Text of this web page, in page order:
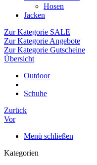
Hosen
Jacken
Zur Kategorie SALE
Zur Kategorie Angebote
Zur Kategorie Gutscheine
Übersicht
Outdoor
Schuhe
Zurück
Vor
Menü schließen
Kategorien